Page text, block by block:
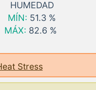
HUMEDAD
MÍN: 51.3 %
MÁX: 82.6 %
Stress